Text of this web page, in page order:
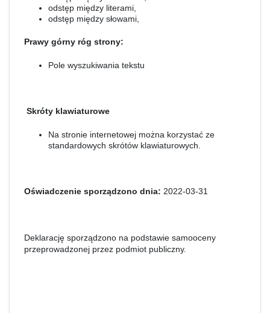
odstęp między literami,
odstęp między słowami,
Prawy górny róg strony:
Pole wyszukiwania tekstu
Skróty klawiaturowe
Na stronie internetowej można korzystać ze
standardowych skrótów klawiaturowych.
Oświadczenie sporządzono dnia: 2022-03-31
Deklarację sporządzono na podstawie samooceny
przeprowadzonej przez podmiot publiczny.